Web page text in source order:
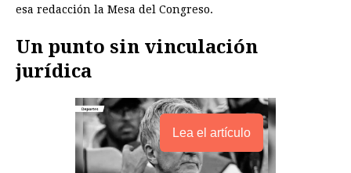
esa redacción la Mesa del Congreso.
Un punto sin vinculación
jurídica
Lea el artículo